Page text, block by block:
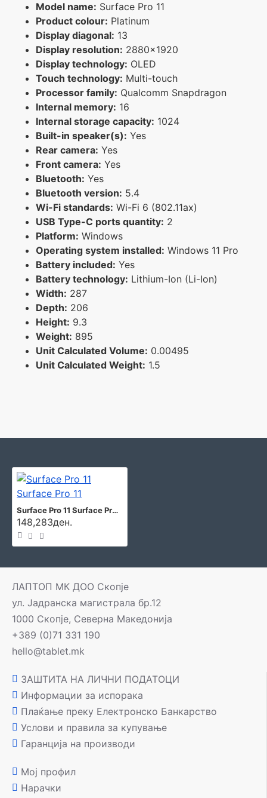
Model name: Surface Pro 11
Product colour: Platinum
Display diagonal: 13
Display resolution: 2880x1920
Display technology: OLED
Touch technology: Multi-touch
Processor family: Qualcomm Snapdragon
Internal memory: 16
Internal storage capacity: 1024
Built-in speaker(s): Yes
Rear camera: Yes
Front camera: Yes
Bluetooth: Yes
Bluetooth version: 5.4
Wi-Fi standards: Wi-Fi 6 (802.11ax)
USB Type-C ports quantity: 2
Platform: Windows
Operating system installed: Windows 11 Pro
Battery included: Yes
Battery technology: Lithium-Ion (Li-Ion)
Width: 287
Depth: 206
Height: 9.3
Weight: 895
Unit Calculated Volume: 0.00495
Unit Calculated Weight: 1.5
Surface Pro 11 Surface Pro 11
148,283ден.
ЛАПТОП МК ДОО Скопје
ул. Јадранска магистрала бр.12
1000 Скопје, Северна Македонија
+389 (0)71 331 190
hello@tablet.mk
ЗАШТИТА НА ЛИЧНИ ПОДАТОЦИ
Информации за испорака
Плаќање преку Електронско Банкарство
Услови и правила за купување
Гаранција на производи
Мој профил
Нарачки